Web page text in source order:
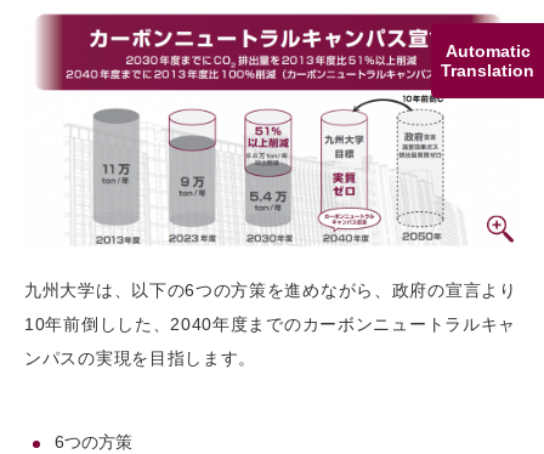
Automatic
Translation
九州大学は、以下の6つの方策を進めながら、政府の宣言より
10年前倒しした、2040年度までのカーボンニュートラルキャ
ンパスの実現を目指します。
6つの方策